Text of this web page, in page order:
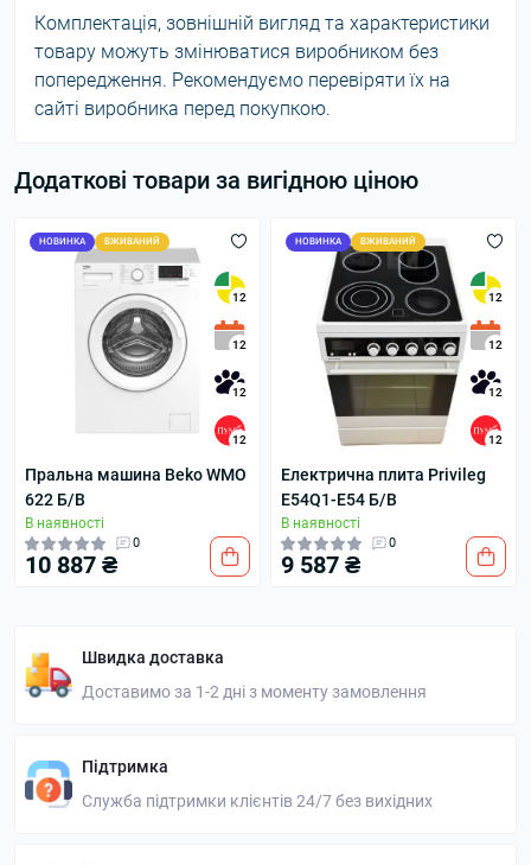
Комплектація, зовнішній вигляд та характеристики
товару можуть змінюватися виробником без
попередження. Рекомендуємо перевіряти їх на
сайті виробника перед покупкою.
Додаткові товари за вигідною ціною
НОВИНКА ВЖИВАНИЙ
12
12
12
12
Пральна машина Beko WMO
622 Б/В
В наявності
0
10 887 ₴
НОВИНКА ВЖИВАНИЙ
12
12
12
12
Електрична плита Privileg
E54Q1-E54 Б/В
В наявності
0
9 587 ₴
Швидка доставка
Доставимо за 1-2 дні з моменту замовлення
Підтримка
Служба підтримки клієнтів 24/7 без вихідних